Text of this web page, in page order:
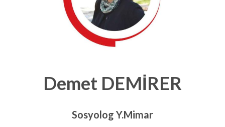
Demet DEMİRER
Sosyolog Y.Mimar